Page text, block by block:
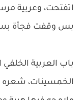
اتفتحت، وعربية
بس وقفت فجأة
باب العربية
الخمسينات، شعره